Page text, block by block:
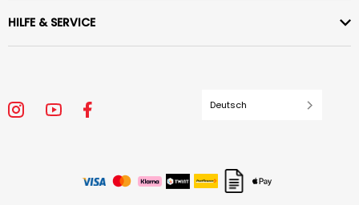
HILFE & SERVICE
Deutsch